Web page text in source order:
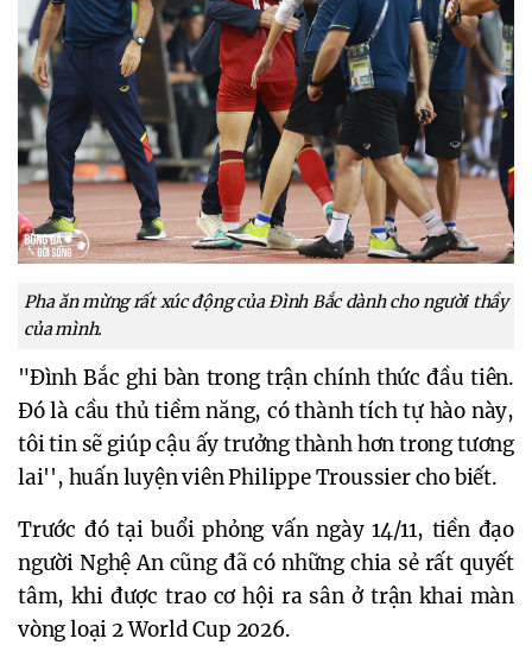
Pha ăn mừng rất xúc động của Đình Bắc dành cho người thầy
của mình.
"Đình Bắc ghi bàn trong trận chính thức đầu tiên.
Đó là cầu thủ tiềm năng, có thành tích tự hào này,
tôi tin sẽ giúp cậu ấy trưởng thành hơn trong tương
lai'', huấn luyện viên Philippe Troussier cho biết.
Trước đó tại buổi phỏng vấn ngày 14/11, tiền đạo
người Nghệ An cũng đã có những chia sẻ rất quyết
tâm, khi được trao cơ hội ra sân ở trận khai màn
vòng loại 2 World Cup 2026.